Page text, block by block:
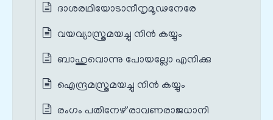
ദാശരഥിയോടാനീനൃമൂഢനേരേ
വയവ്യാസ്ത്രമയച്ചു നിൻ കയ്യും
ബാഹുവൊന്നു പോയല്ലോ എനിക്കു
ഐന്ദ്രമസ്ത്രമയച്ചു നിൻ കയ്യും
രംഗം പതിനേഴ് രാവണരാജധാനി